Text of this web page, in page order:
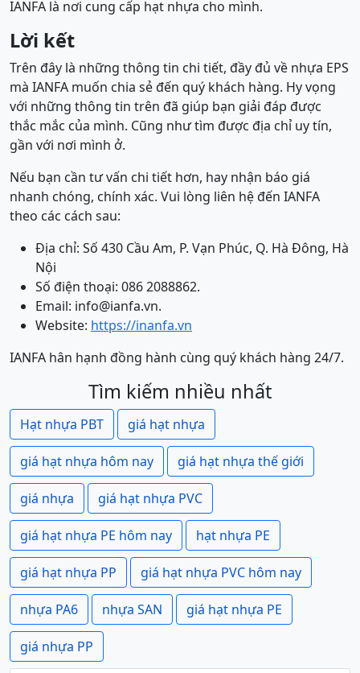
IANFA là nơi cung cấp hạt nhựa cho mình.
Lời kết
Trên đây là những thông tin chi tiết, đầy đủ về nhựa EPS
mà IANFA muốn chia sẻ đến quý khách hàng. Hy vọng
với những thông tin trên đã giúp bạn giải đáp được
thắc mắc của mình. Cũng như tìm được địa chỉ uy tín,
gần với nơi mình ở.
Nếu bạn cần tư vấn chi tiết hơn, hay nhận báo giá
nhanh chóng, chính xác. Vui lòng liên hệ đến IANFA
theo các cách sau:
Địa chỉ: Số 430 Cầu Am, P. Vạn Phúc, Q. Hà Đông, Hà
Nội
Số điện thoại: 086 2088862.
Email: info@ianfa.vn.
Website: https://inanfa.vn
IANFA hân hạnh đồng hành cùng quý khách hàng 24/7.
Tìm kiếm nhiều nhất
Hạt nhựa PBT giá hạt nhựa
giá hạt nhựa hôm nay giá hạt nhựa thế giới
giá nhựa giá hạt nhựa PVC
giá hạt nhựa PE hôm nay hạt nhựa PE
giá hạt nhựa PP giá hạt nhựa PVC hôm nay
nhựa PA6 nhựa SAN giá hạt nhựa PE
giá nhựa PP